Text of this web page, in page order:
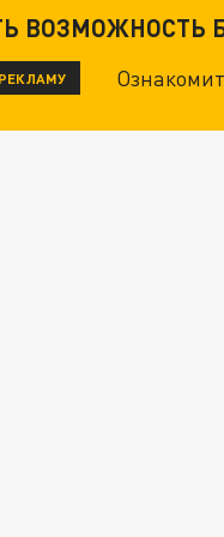
ВОЗМОЖНОСТЬ